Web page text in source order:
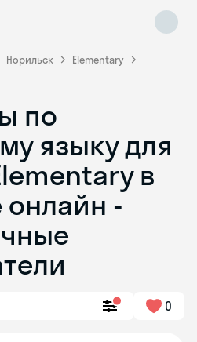
Норильск
Elementary
по
языку для
в
онлайн -
0